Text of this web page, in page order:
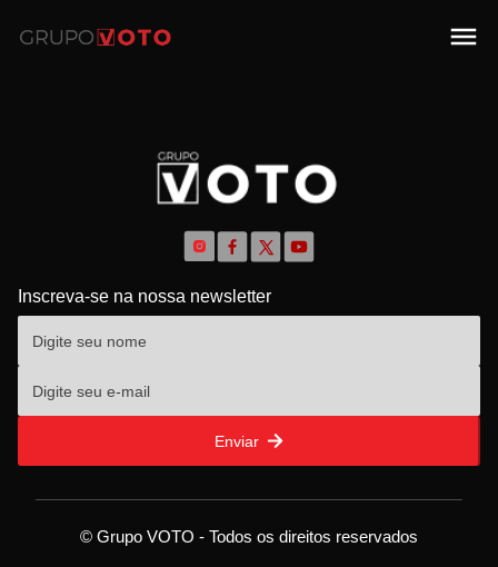
Inscreva-se na nossa newsletter
Enviar
© Grupo VOTO - Todos os direitos reservados